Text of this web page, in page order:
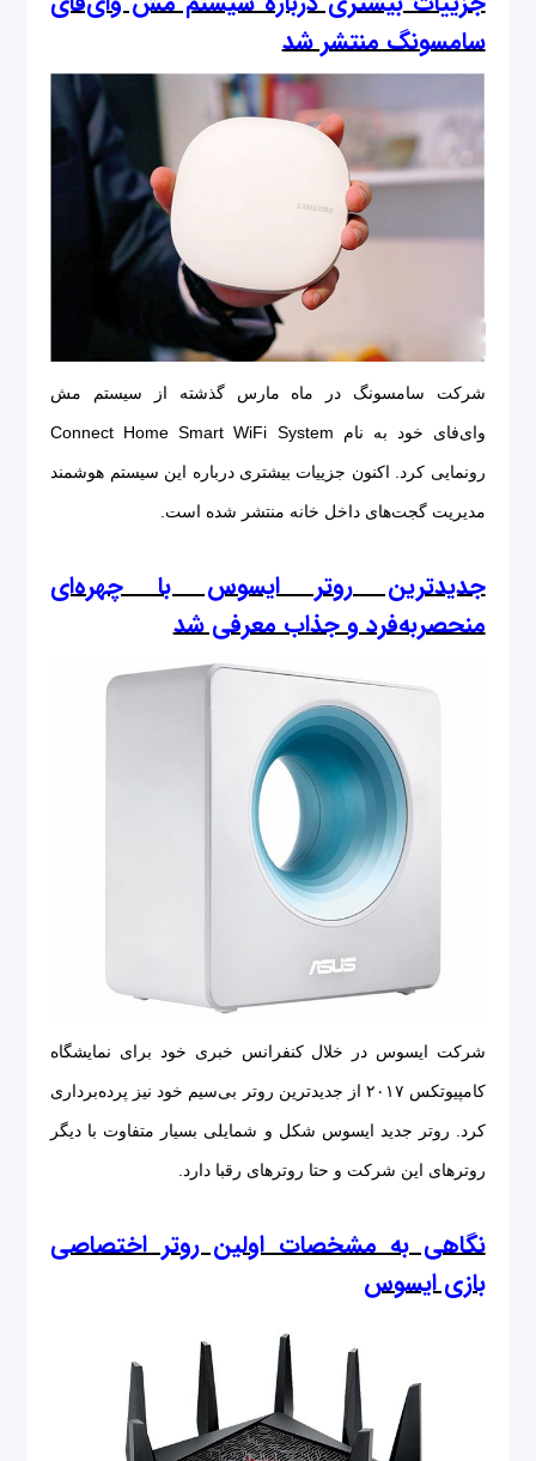
سامسونگ منتشر شد
شرکت سامسونگ در ماه مارس گذشته از سیستم مش
وای‌فای خود به نام Connect Home Smart WiFi System
رونمایی کرد. اکنون جزییات بیشتری درباره این سیستم هوشمند
مدیریت گجت‌های داخل خانه منتشر شده است.
جدیدترین روتر ایسوس با چهره‌ای
منحصربه‌فرد و جذاب معرفی شد
شرکت ایسوس در خلال کنفرانس خبری خود برای نمایشگاه
کامپیوتکس ۲۰۱۷ از جدیدترین روتر بی‌سیم خود نیز پرده‌برداری
کرد. روتر جدید ایسوس شکل و شمایلی بسیار متفاوت با دیگر
روترهای این شرکت و حتا روترهای رقبا دارد.
نگاهی به مشخصات اولین روتر اختصاصی
بازی ایسوس